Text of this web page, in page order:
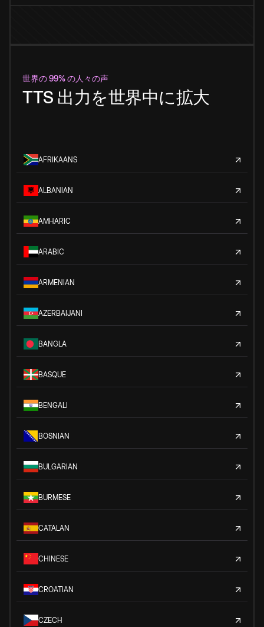
世界の 99% の人々の声
TTS 出力を世界中に拡大
AFRIKAANS
ALBANIAN
AMHARIC
ARABIC
ARMENIAN
AZERBAIJANI
BANGLA
BASQUE
BENGALI
BOSNIAN
BULGARIAN
BURMESE
CATALAN
CHINESE
CROATIAN
CZECH